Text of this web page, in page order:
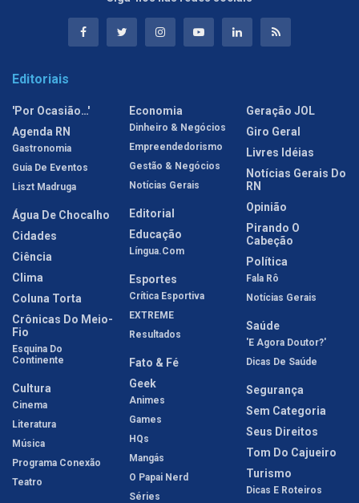
Editoriais
'Por Ocasião…'
Agenda RN
Gastronomia
Guia De Eventos
Liszt Madruga
Água De Chocalho
Cidades
Ciência
Clima
Coluna Torta
Crônicas Do Meio-
Fio
Esquina Do
Continente
Cultura
Cinema
Literatura
Música
Programa Conexão
Teatro
Economia
Dinheiro & Negócios
Empreendedorismo
Gestão & Negócios
Notícias Gerais
Editorial
Educação
Língua.com
Esportes
Crítica Esportiva
EXTREME
Resultados
Fato & Fé
Geek
Animes
Games
HQs
Mangás
O Papai Nerd
Séries
Geração JOL
Giro Geral
Livres Idéias
Notícias Gerais Do
RN
Opinião
Pirando O
Cabeção
Política
Fala Rô
Notícias Gerais
Saúde
'E Agora Doutor?'
Dicas De Saúde
Segurança
Sem Categoria
Seus Direitos
Tom Do Cajueiro
Turismo
Dicas E Roteiros